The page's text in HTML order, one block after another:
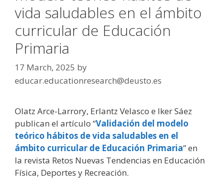
vida saludables en el ámbito
curricular de Educación
Primaria
17 March, 2025 by
educar.educationresearch@deusto.es
Olatz Arce-Larrory, Erlantz Velasco e Iker Sáez
publican el artículo “Validación del modelo
teórico hábitos de vida saludables en el
ámbito curricular de Educación Primaria” en
la revista Retos Nuevas Tendencias en Educación
Física, Deportes y Recreación.